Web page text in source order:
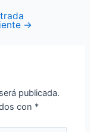
→
publicada.
con *